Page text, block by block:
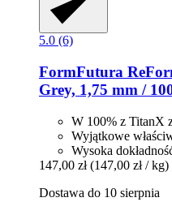
5.0 (6)
FormFutura
Grey, 1,75 mm /
W 100% z TitanX
Wyjątkowe
Wysoka
147,00 zł (147,00 zł / kg)
Dostawa do 10 sierpnia